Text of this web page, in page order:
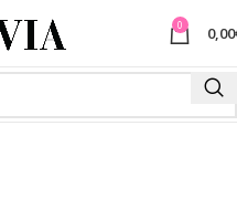
0 0,00